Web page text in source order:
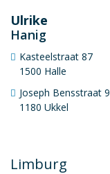
Ulrike
Hanig
Kasteelstraat 87
1500 Halle
Joseph Bensstraat 9
1180 Ukkel
Limburg